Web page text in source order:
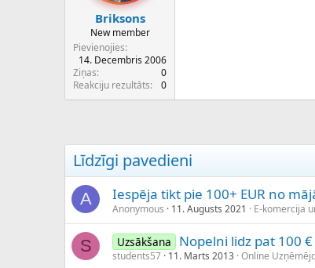
Briksons
New member
Pievienojies
14. Decembris 2006
Ziņas
0
Reakciju rezultāts
0
Līdzīgi pavedieni
A Iespēja tikt pie 100+ EUR no
Anonymous 11. Augusts 2021 E-komercija
S Uzsākšana Nopelni lidz pat 100
students57 11. Marts 2013 Online